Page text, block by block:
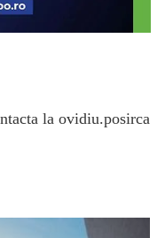
la ovidiu.posirca